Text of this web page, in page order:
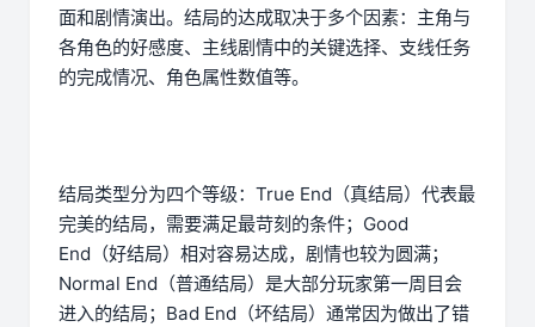
面和剧情演出。结局的达成取决于多个因素：主角与
各角色的好感度、主线剧情中的关键选择、支线任务
的完成情况、角色属性数值等。
结局类型分为四个等级：True End（真结局）代表最
完美的结局，需要满足最苛刻的条件；Good
End（好结局）相对容易达成，剧情也较为圆满；
Normal End（普通结局）是大部分玩家第一周目会
进入的结局；Bad End（坏结局）通常因为做出了错